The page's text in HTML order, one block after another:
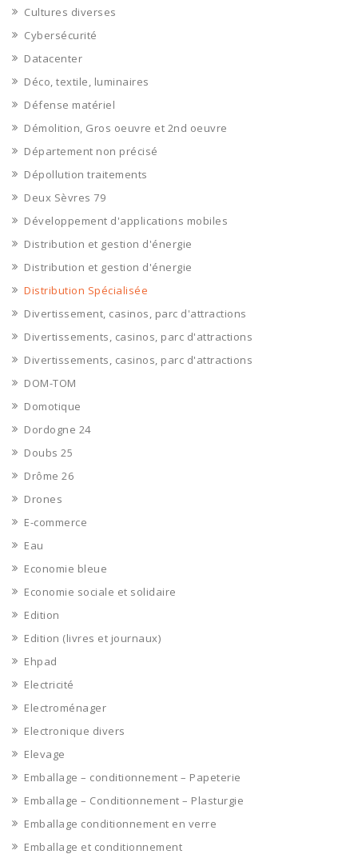
Cultures diverses
Cybersécurité
Datacenter
Déco, textile, luminaires
Défense matériel
Démolition, Gros oeuvre et 2nd oeuvre
Département non précisé
Dépollution traitements
Deux Sèvres 79
Développement d'applications mobiles
Distribution et gestion d'énergie
Distribution et gestion d'énergie
Distribution Spécialisée
Divertissement, casinos, parc d'attractions
Divertissements, casinos, parc d'attractions
Divertissements, casinos, parc d'attractions
DOM-TOM
Domotique
Dordogne 24
Doubs 25
Drôme 26
Drones
E-commerce
Eau
Economie bleue
Economie sociale et solidaire
Edition
Edition (livres et journaux)
Ehpad
Electricité
Electroménager
Electronique divers
Elevage
Emballage – conditionnement – Papeterie
Emballage – Conditionnement – Plasturgie
Emballage conditionnement en verre
Emballage et conditionnement